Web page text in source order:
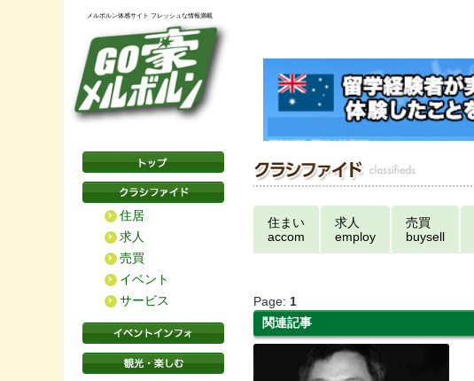
メルボルン体感サイト フレッシュな情報満載
住居
求人
売買
イベント
サービス
住まい
accom
求人
employ
売買
buysell
Page:1
関連記事